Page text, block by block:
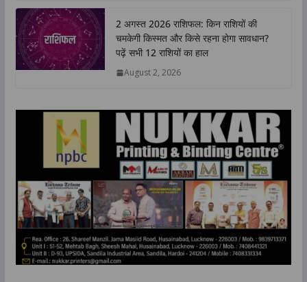
2 अगस्त 2026 राशिफल: किन राशियों की
चमकेगी किस्मत और किसे रहना होगा सावधान?
पढ़ें सभी 12 राशियों का हाल
August 2, 2026